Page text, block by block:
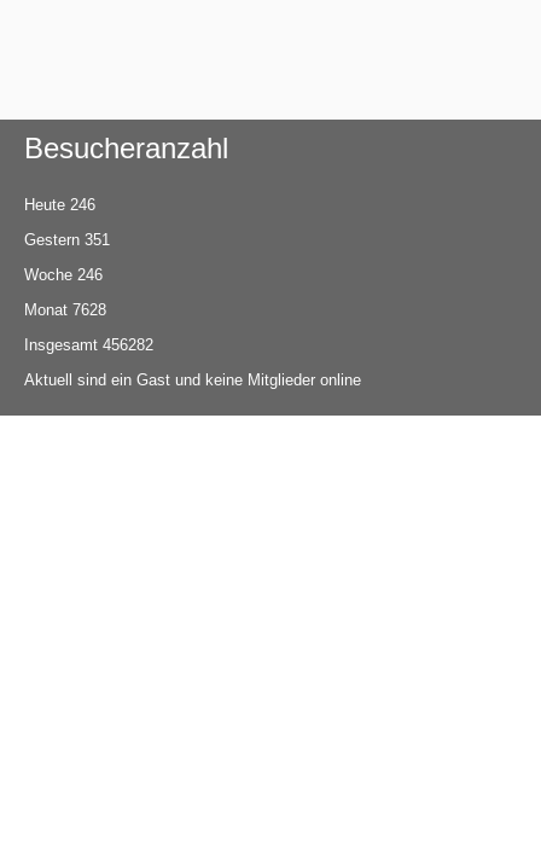
Besucheranzahl
Heute 246
Gestern 351
Woche 246
Monat 7628
Insgesamt 456282
Aktuell sind ein Gast und keine Mitglieder online